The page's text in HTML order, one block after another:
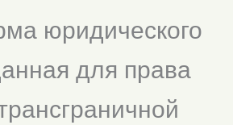
юридического
для права